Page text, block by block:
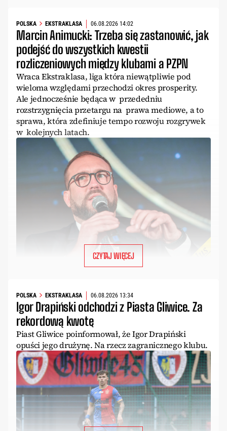
POLSKA EKSTRAKLASA 06.08.2026 14:02
Marcin Animucki: Trzeba się zastanowić, jak
podejść do wszystkich kwestii
rozliczeniowych między klubami a PZPN
Wraca Ekstraklasa, liga która niewątpliwie pod
wieloma względami przechodzi okres prosperity.
Ale jednocześnie będąca w przededniu
rozstrzygnięcia przetargu na prawa mediowe, a to
sprawa, która zdefiniuje tempo rozwoju rozgrywek
w kolejnych latach.
CZYTAJ WIĘCEJ
POLSKA EKSTRAKLASA 06.08.2026 13:34
Igor Drapiński odchodzi z Piasta Gliwice. Za
rekordową kwotę
Piast Gliwice poinformował, że Igor Drapiński
opuści jego drużynę. Na rzecz zagranicznego klubu.